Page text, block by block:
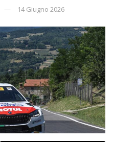
14 Giugno 2026